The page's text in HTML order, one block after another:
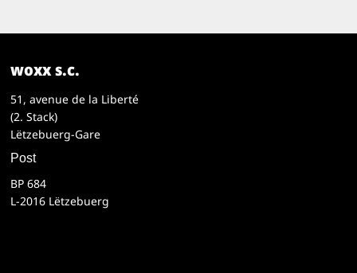
woxx s.c.
51, avenue de la Liberté
(2. Stack)
Lëtzebuerg-Gare
Post
BP 684
L-2016 Lëtzebuerg